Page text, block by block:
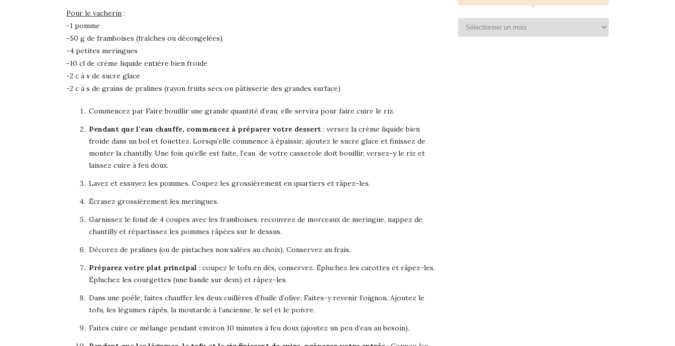
Pour le vacherin :
-1 pomme
-50 g de framboises (fraîches ou décongelées)
-4 petites meringues
-10 cl de crème liquide entière bien froide
-2 c à s de sucre glace
-2 c à s de grains de pralines (rayon fruits secs ou pâtisserie des grandes surface)
Commencez par Faire bouillir une grande quantité d’eau, elle servira pour faire cuire le riz.
Pendant que l’eau chauffe, commencez à préparer votre dessert : versez la crème liquide bien
froide dans un bol et fouettez. Lorsqu’elle commence à épaissir, ajoutez le sucre glace et finissez de
monter la chantilly. Une fois qu’elle est faite, l’eau de votre casserole doit bouillir, versez-y le riz et
laissez cuire à feu doux.
Lavez et essuyez les pommes. Coupez les grossièrement en quartiers et râpez-les.
Écrasez grossièrement les meringues.
Garnissez le fond de 4 coupes avec les framboises, recouvrez de morceaux de meringue, nappez de
chantilly et répartissez les pommes râpées sur le dessus.
Décorez de pralines (ou de pistaches non salées au choix). Conservez au frais.
Préparez votre plat principal : coupez le tofu en dés, conservez. Épluchez les carottes et râpez-les.
Épluchez les courgettes (une bande sur deux) et râpez-les.
Dans une poêle, faites chauffer les deux cuillères d’huile d’olive. Faites-y revenir l’oignon. Ajoutez le
tofu, les légumes râpés, la moutarde à l’ancienne, le sel et le poivre.
Faites cuire ce mélange pendant environ 10 minutes à feu doux (ajoutez un peu d’eau au besoin).